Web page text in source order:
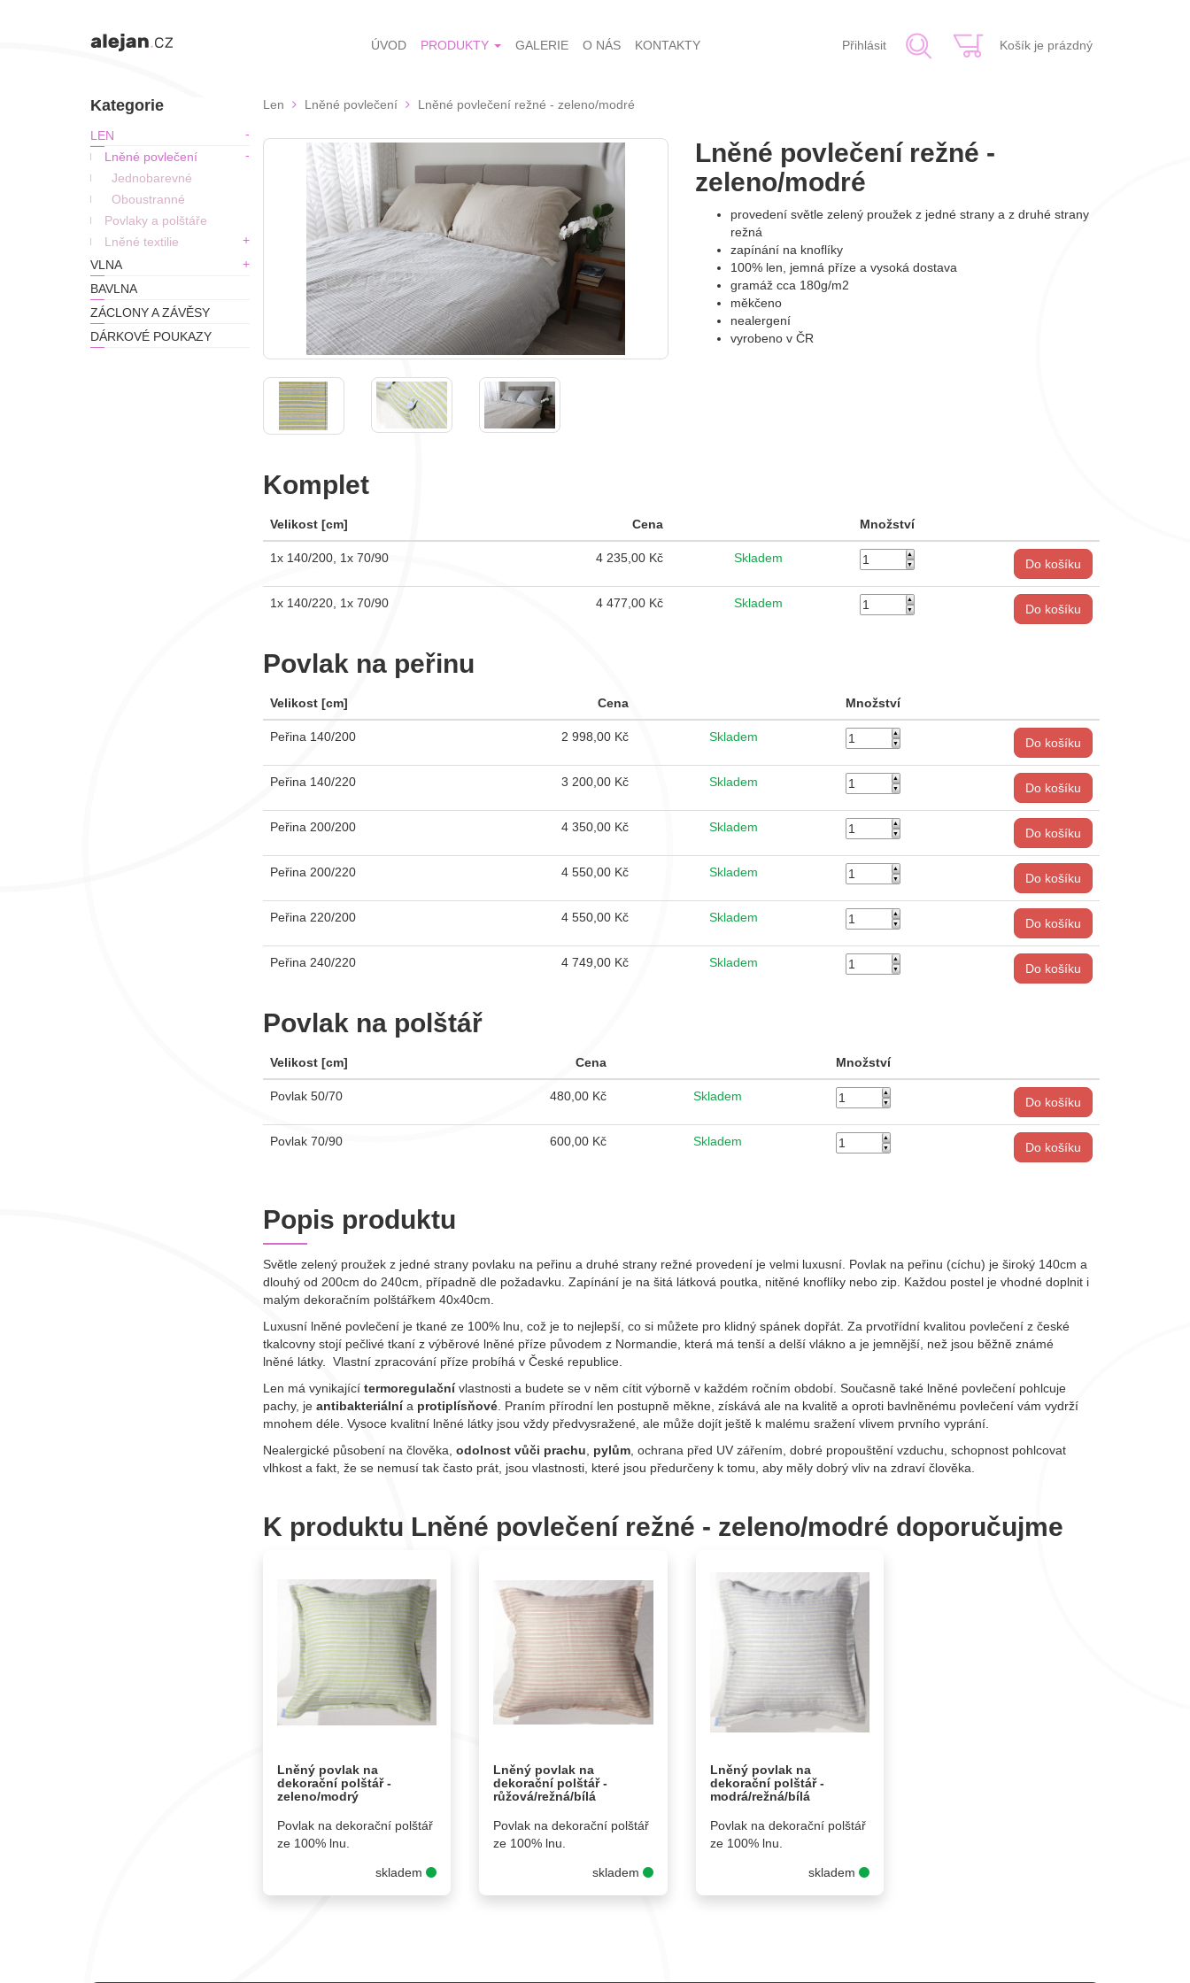
ÚVOD PRODUKTY GALERIE O NÁS KONTAKTY Přihlásit Košík je prázdný
Kategorie
LEN
Lněné povlečení
Jednobarevné
Oboustranné
Povlaky a polštáře
Lněné textilie
VLNA
BAVLNA
ZÁCLONY A ZÁVĚSY
DÁRKOVÉ POUKAZY
Len Lněné povlečení Lněné povlečení režné - zeleno/modré
Lněné povlečení režné -
zeleno/modré
provedení světle zelený proužek z jedné strany a z druhé strany
režná
zapínání na knoflíky
100% len, jemná příze a vysoká dostava
gramáž cca 180g/m2
měkčeno
nealergení
vyrobeno v ČR
Komplet
Velikost [cm] Cena Množství
1x 140/200, 1x 70/90 4 235,00 Kč Skladem Do košíku
1x 140/220, 1x 70/90 4 477,00 Kč Skladem Do košíku
Povlak na peřinu
Velikost [cm] Cena Množství
Peřina 140/200 2 998,00 Kč Skladem Do košíku
Peřina 140/220 3 200,00 Kč Skladem Do košíku
Peřina 200/200 4 350,00 Kč Skladem Do košíku
Peřina 200/220 4 550,00 Kč Skladem Do košíku
Peřina 220/200 4 550,00 Kč Skladem Do košíku
Peřina 240/220 4 749,00 Kč Skladem Do košíku
Povlak na polštář
Velikost [cm] Cena Množství
Povlak 50/70 480,00 Kč Skladem Do košíku
Povlak 70/90 600,00 Kč Skladem Do košíku
Popis produktu
Světle zelený proužek z jedné strany povlaku na peřinu a druhé strany režné provedení je velmi luxusní. Povlak na peřinu (cíchu) je široký 140cm a
dlouhý od 200cm do 240cm, případně dle požadavku. Zapínání je na šitá látková poutka, nitěné knoflíky nebo zip. Každou postel je vhodné doplnit i
malým dekoračním polštářkem 40x40cm.
Luxusní lněné povlečení je tkané ze 100% lnu, což je to nejlepší, co si můžete pro klidný spánek dopřát. Za prvotřídní kvalitou povlečení z české
tkalcovny stojí pečlivé tkaní z výběrové lněné příze původem z Normandie, která má tenší a delší vlákno a je jemnější, než jsou běžně známé
lněné látky. Vlastní zpracování příze probíhá v České republice.
Len má vynikající termoregulačnívlastnosti a budete se v něm cítit výborně v každém ročním období. Současně také lněné povlečení pohlcuje
pachy, je antibakteriálnía protiplísňové . Praním přírodní len postupně měkne, získává ale na kvalitě a oproti bavlněnému povlečení vám vydrží
mnohem déle. Vysoce kvalitní lněné látky jsou vždy předvysražené, ale může dojít ještě k malému sražení vlivem prvního vyprání.
Nealergické působení na člověka, odolnost vůči prachu pylům , ochrana před UV zářením, dobré propouštění vzduchu, schopnost pohlcovat
vlhkost a fakt, že se nemusí tak často prát, jsou vlastnosti, které jsou předurčeny k tomu, aby měly dobrý vliv na zdraví člověka
K produktu Lněné povlečení režné - zeleno/modré doporučujme
Lněný povlak na
dekorační polštář -
zeleno/modrý
Povlak na dekorační polštář
ze 100% lnu.
skladem
Lněný povlak na
dekorační polštář -
růžová/režná/bílá
Povlak na dekorační polštář
ze 100% lnu.
skladem
Lněný povlak na
dekorační polštář -
modrá/režná/bílá
Povlak na dekorační polštář
ze 100% lnu.
skladem